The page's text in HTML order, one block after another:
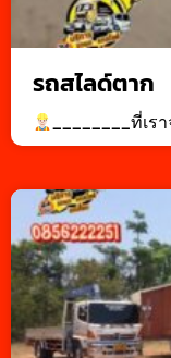
รถสไลด์ตาก
________ที่เร